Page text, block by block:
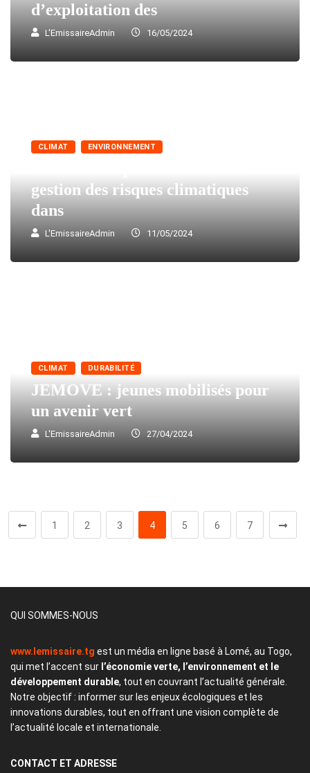
d’exploitation des
L'EmissaireAdmin 16/05/2024
CLIMAT ENVIRONNEMENT
gestion des risques climatiques
dans
L'EmissaireAdmin 11/05/2024
CLIMAT DURABILITÉ
JEMOVE : jeunes mobilisés pour
un avenir vert
L'EmissaireAdmin 27/04/2024
1 2 3 4 5 6 7
QUI SOMMES-NOUS
www.lemissaire.tg est un média en ligne basé à Lomé, au Togo,
qui met l’accent sur l’économie verte, l’environnement et le
développement durable, tout en couvrant l’actualité générale.
Notre objectif : informer sur les enjeux écologiques et les
innovations durables, tout en offrant une vision complète de
l’actualité locale et internationale.
CONTACT ET ADRESSE